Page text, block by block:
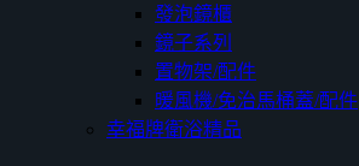
發泡鏡櫃
鏡子系列
置物架/配件
暖風機/免治馬桶蓋/配件
幸福牌衛浴精品